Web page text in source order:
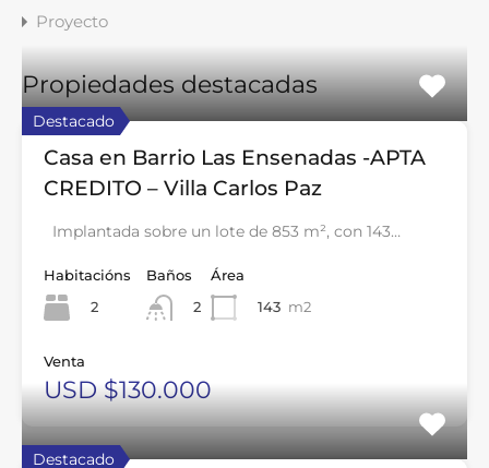
Proyecto
Propiedades destacadas
Destacado
Casa en Barrio Las Ensenadas -APTA
CREDITO – Villa Carlos Paz
Implantada sobre un lote de 853 m², con 143…
Habitacións
2
Baños
2
Área
143 m2
Venta
USD $130.000
Destacado